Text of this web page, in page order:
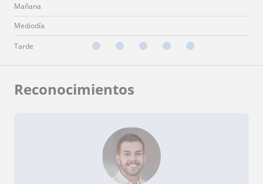
Mañana
Mediodía
Tarde
Reconocimientos